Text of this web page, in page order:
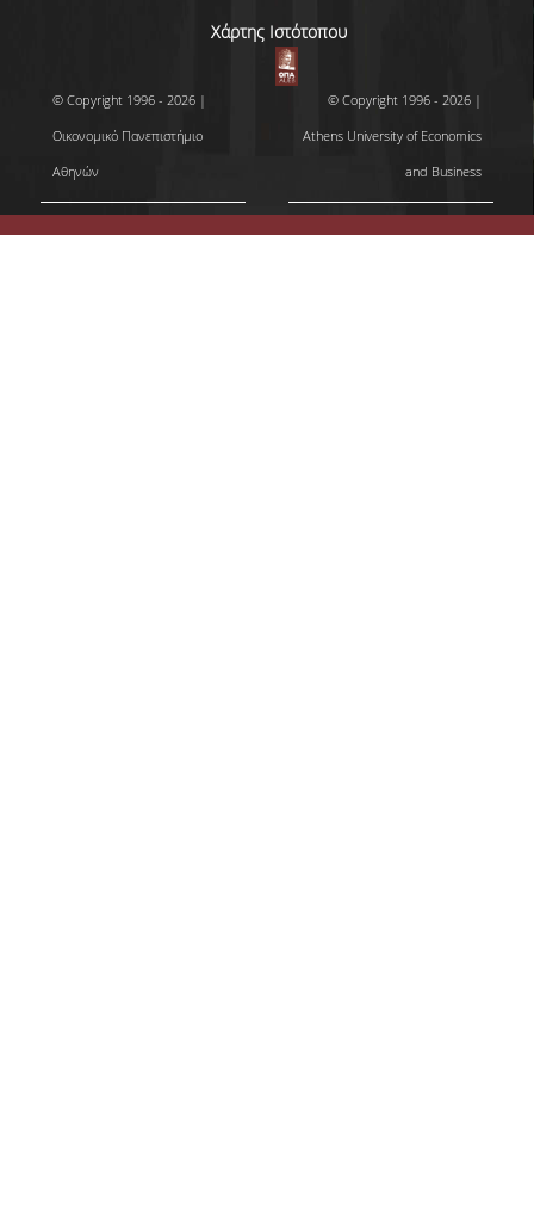
Χάρτης Ιστότοπου
© Copyright 1996 - 2026 |
Οικονομικό Πανεπιστήμιο
Αθηνών
© Copyright 1996 - 2026 |
Athens University of Economics
and Business